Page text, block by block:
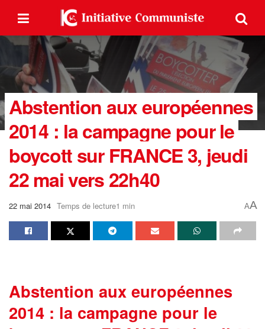
Abstention aux européennes
2014 : la campagne pour le
boycott sur FRANCE 3, jeudi
22 mai vers 22h40
22 mai 2014 Temps de lecture1 min AA
Abstention aux européennes
2014 : la campagne pour le